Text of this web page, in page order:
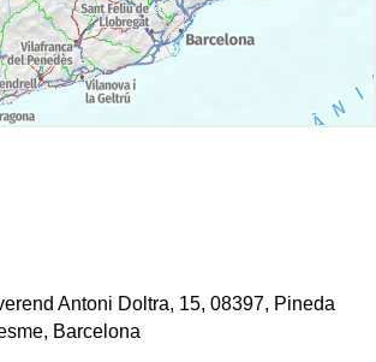
Antoni Doltra, 15, 08397, Pineda
Barcelona